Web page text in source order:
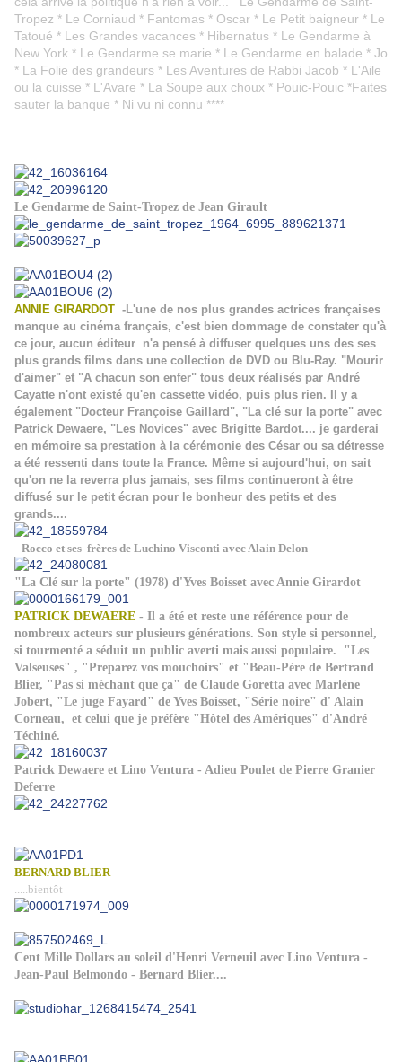
Tropez * Le Corniaud * Fantomas * Oscar * Le Petit baigneur * Le
Tatoué * Les Grandes vacances * Hibernatus * Le Gendarme à
New York * Le Gendarme se marie * Le Gendarme en balade * Jo
* La Folie des grandeurs * Les Aventures de Rabbi Jacob * L'Aile
ou la cuisse * L'Avare * La Soupe aux choux * Pouic-Pouic *Faites
sauter la banque * Ni vu ni connu ****
Le Gendarme de Saint-Tropez de Jean Girault
ANNIE GIRARDOT -L'une de nos plus grandes actrices françaises
manque au cinéma français, c'est bien dommage de constater qu'à
ce jour, aucun éditeur n'a pensé à diffuser quelques uns des ses
plus grands films dans une collection de DVD ou Blu-Ray. "Mourir
d'aimer" et "A chacun son enfer" tous deux réalisés par André
Cayatte n'ont existé qu'en cassette vidéo, puis plus rien. Il y a
également "Docteur Françoise Gaillard", "La clé sur la porte" avec
Patrick Dewaere, "Les Novices" avec Brigitte Bardot.... je garderai
en mémoire sa prestation à la cérémonie des César ou sa détresse
a été ressenti dans toute la France. Même si aujourd'hui, on sait
qu'on ne la reverra plus jamais, ses films continueront à être
diffusé sur le petit écran pour le bonheur des petits et des
grands....
Rocco et ses frères de Luchino Visconti avec Alain Delon
"La Clé sur la porte" (1978) d'Yves Boisset avec Annie Girardot
PATRICK DEWAERE - Il a été et reste une référence pour de
nombreux acteurs sur plusieurs générations. Son style si personnel,
si tourmenté a séduit un public averti mais aussi populaire. "Les
Valseuses" , "Preparez vos mouchoirs" et "Beau-Père de Bertrand
Blier, "Pas si méchant que ça" de Claude Goretta avec Marlène
Jobert, "Le juge Fayard" de Yves Boisset, "Série noire" d' Alain
Corneau, et celui que je préfère "Hôtel des Amériques" d'André
Téchiné.
Patrick Dewaere et Lino Ventura - Adieu Poulet de Pierre Granier
Deferre
BERNARD BLIER
.....bientôt
Cent Mille Dollars au soleil d'Henri Verneuil avec Lino Ventura -
Jean-Paul Belmondo - Bernard Blier....